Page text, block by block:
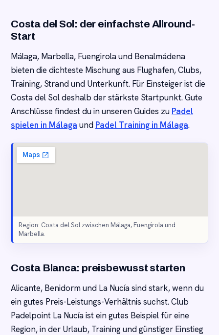
Costa del Sol: der einfachste Allround-
Start
Málaga, Marbella, Fuengirola und Benalmádena
bieten die dichteste Mischung aus Flughafen, Clubs,
Training, Strand und Unterkunft. Für Einsteiger ist die
Costa del Sol deshalb der stärkste Startpunkt. Gute
Anschlüsse findest du in unseren Guides zu Padel
spielen in Málaga und Padel Training in Málaga.
Region: Costa del Sol zwischen Málaga, Fuengirola und
Marbella.
Costa Blanca: preisbewusst starten
Alicante, Benidorm und La Nucía sind stark, wenn du
ein gutes Preis-Leistungs-Verhältnis suchst. Club
Padelpoint La Nucía ist ein gutes Beispiel für eine
Region, in der Urlaub, Training und günstiger Einstieg